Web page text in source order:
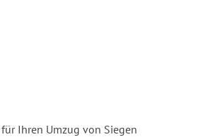
Ihren Umzug von Siegen